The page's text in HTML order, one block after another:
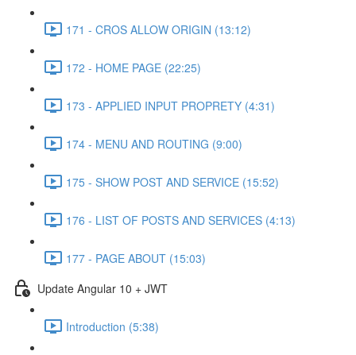
171 - CROS ALLOW ORIGIN (13:12)
172 - HOME PAGE (22:25)
173 - APPLIED INPUT PROPRETY (4:31)
174 - MENU AND ROUTING (9:00)
175 - SHOW POST AND SERVICE (15:52)
176 - LIST OF POSTS AND SERVICES (4:13)
177 - PAGE ABOUT (15:03)
Update Angular 10 + JWT
Introduction (5:38)